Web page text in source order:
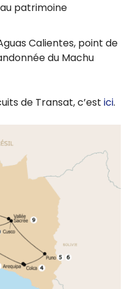
patrimoine
Calientes, point de
du Machu
de Transat, c’est ici.